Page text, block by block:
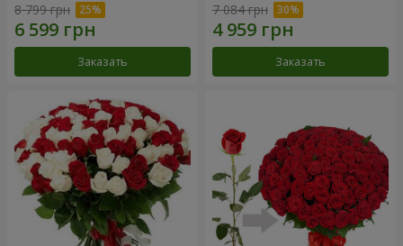
8 799 грн
Заказать
7 084 грн
Заказать